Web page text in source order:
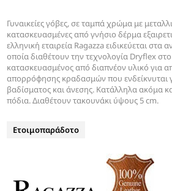
Γυναικείες γόβες, σε ταμπά χρώμα με
κατασκευασμένες από γνήσιο δέρμα
ελληνική εταιρεία Ragazza ειδικεύεται στα
οποία διαθέτουν την τεχνολογία Dryflex
κατασκευασμένος από διαπνέον υλικό για
απορρόφησης κραδασμών που ενδείκνυται
βαδίσματος και άνεσης. Κατάλληλα ακόμα
πόδια. Διαθέτουν τακουνάκι ύψους 5 cm.
Ετοιμοπαράδοτο